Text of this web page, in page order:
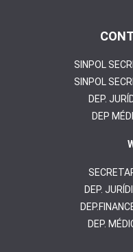
SINPOL
SINPOL
DEP.
DEP
DEP.
DEP.